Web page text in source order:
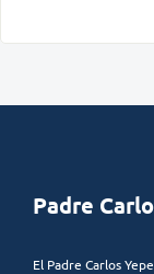
Padre
El Padre Carlos